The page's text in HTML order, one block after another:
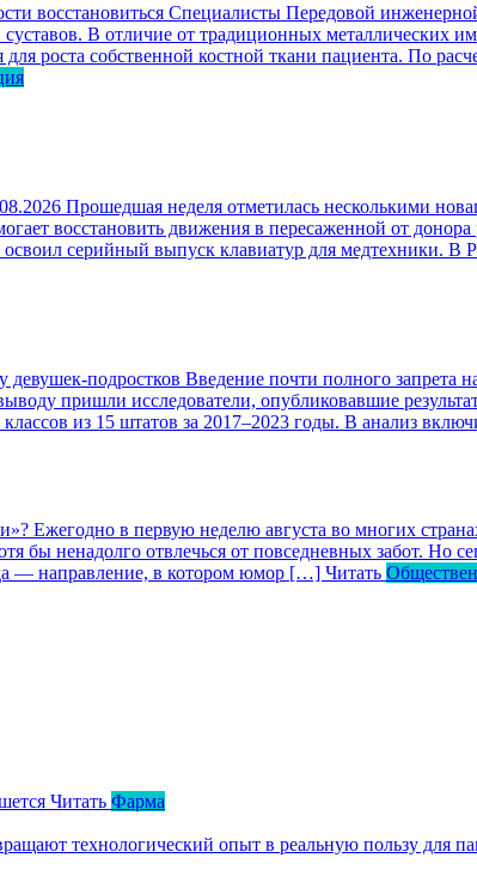
восстановиться Специалисты Передовой
В отличие от традиционных металлических
роста собственной костной ткани пациента. По
Прошедшая неделя отметилась несколькими
восстановить движения в пересаженной от
серийный выпуск клавиатур для медтехники. В
девушек-подростков Введение почти полного запрета
пришли исследователи, опубликовавшие
из 15 штатов за 2017–2023 годы. В анализ
Ежегодно в первую неделю августа во многих
бы ненадолго отвлечься от повседневных забот. Но
— направление, в котором юмор […] Читать
Читать Фарма
технологический опыт в реальную пользу для